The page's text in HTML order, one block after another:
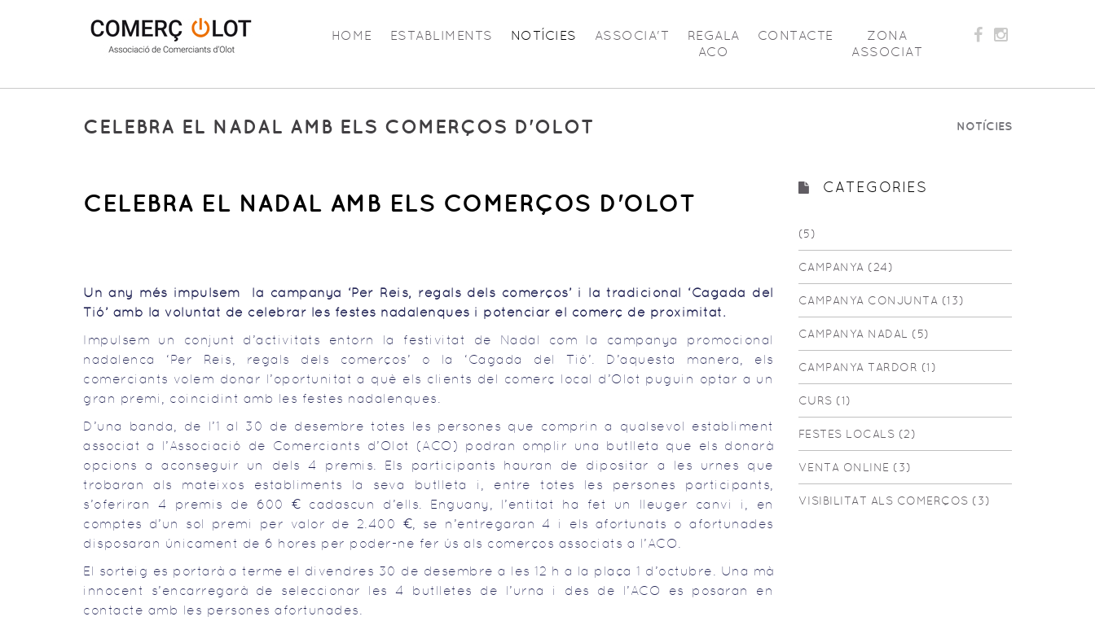
HOME ESTABLIMENTS NOTÍCIES ASSOCIA'T
REGALA
ACO
CONTACTE
ZONA
ASSOCIAT
NOTÍCIES
CELEBRA EL NADAL AMB ELS COMERÇOS D'OLOT
CELEBRA EL NADAL AMB ELS COMERÇOS D'OLOT
Un any més impulsem la campanya ‘Per Reis, regals dels comerços’ i la tradicional ‘Cagada del
Tió’ amb la voluntat de celebrar les festes nadalenques i potenciar el comerç de proximitat.
Impulsem un conjunt d’activitats entorn la festivitat de Nadal com la campanya promocional
nadalenca ‘Per Reis, regals dels comerços’ o la ‘Cagada del Tió’. D’aquesta manera, els
comerciants volem donar l’oportunitat a què els clients del comerç local d’Olot puguin optar a un
gran premi, coincidint amb les festes nadalenques.
D’una banda, de l’1 al 30 de desembre totes les persones que comprin a qualsevol establiment
associat a l’Associació de Comerciants d’Olot (ACO) podran omplir una butlleta que els donarà
opcions a aconseguir un dels 4 premis. Els participants hauran de dipositar a les urnes que
trobaran als mateixos establiments la seva butlleta i, entre totes les persones participants,
s’oferiran 4 premis de 600 € cadascun d’ells. Enguany, l’entitat ha fet un lleuger canvi i, en
comptes d’un sol premi per valor de 2.400 €, se n’entregaran 4 i els afortunats o afortunades
disposaran únicament de 6 hores per poder-ne fer ús als comerços associats a l’ACO.
El sorteig es portarà a terme el divendres 30 de desembre a les 12 h a la plaça 1 d’octubre. Una mà
innocent s’encarregarà de seleccionar les 4 butlletes de l’urna i des de l’ACO es posaran en
contacte amb les persones afortunades.
CATEGORIES
(5)
CAMPANYA (24)
CAMPANYA CONJUNTA (13)
CAMPANYA NADAL (5)
CAMPANYA TARDOR (1)
CURS (1)
FESTES LOCALS (2)
VENTA ONLINE (3)
VISIBILITAT ALS COMERÇOS (3)